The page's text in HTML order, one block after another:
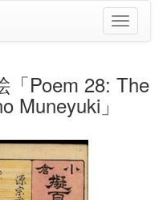
ナ
ビ
「Poem 28: The
Muneyuki」